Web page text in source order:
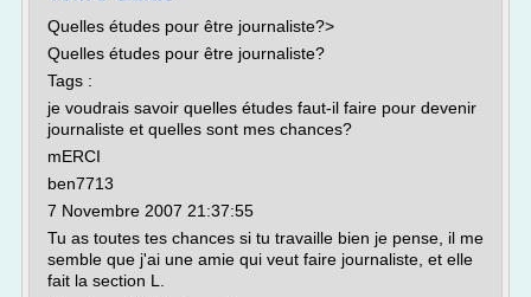
Quelles études pour être journaliste?>
Quelles études pour être journaliste?
Tags :
je voudrais savoir quelles études faut-il faire pour devenir
journaliste et quelles sont mes chances?
mERCI
ben7713
7 Novembre 2007 21:37:55
Tu as toutes tes chances si tu travaille bien je pense, il me
semble que j'ai une amie qui veut faire journaliste, et elle
fait la section L.